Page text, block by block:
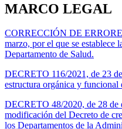
MARCO LEGAL
CORRECCIÓN DE
marzo, por el que se establece
Departamento de Salud.
DECRETO 116/2021, de 23
estructura orgánica y funcional
DECRETO 48/2020, de 28 de
modificación del Decreto de
los Departamentos de la